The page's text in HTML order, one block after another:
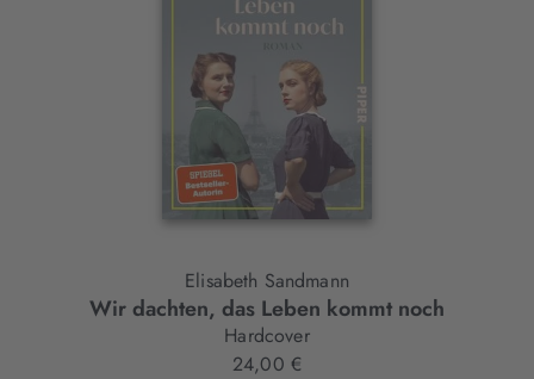
Elisabeth Sandmann
Wir dachten, das Leben kommt noch
Hardcover
24,00 €